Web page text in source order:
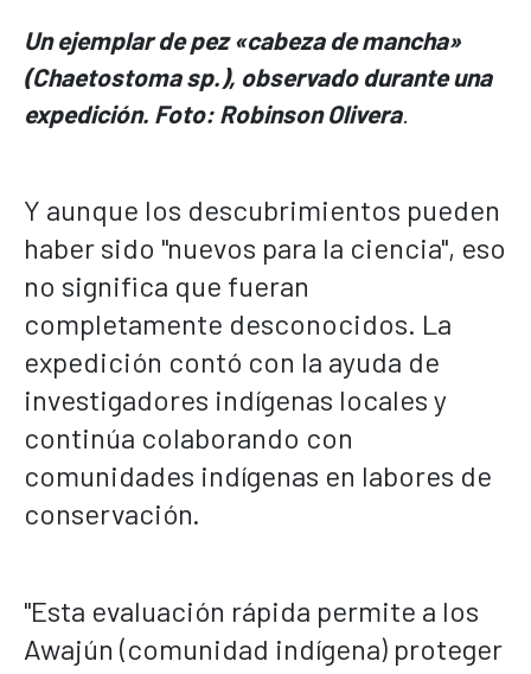
Un ejemplar de pez «cabeza de mancha»
(Chaetostoma sp.), observado durante una
expedición. Foto: Robinson Olivera.
Y aunque los descubrimientos pueden
haber sido "nuevos para la ciencia", eso
no significa que fueran
completamente desconocidos. La
expedición contó con la ayuda de
investigadores indígenas locales y
continúa colaborando con
comunidades indígenas en labores de
conservación.
"Esta evaluación rápida permite a los
Awajún (comunidad indígena) proteger